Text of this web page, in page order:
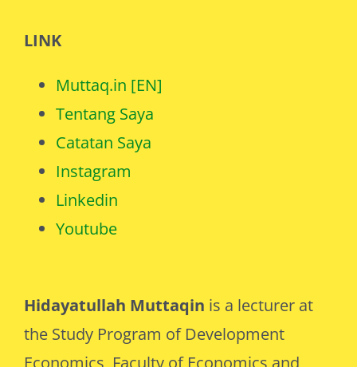
Hidayatullah Muttaqin is a lecturer at
the Study Program of Development
Economics, Faculty of Economics and
LINK
Muttaq.in [EN]
Tentang Saya
Catatan Saya
Instagram
Linkedin
Youtube